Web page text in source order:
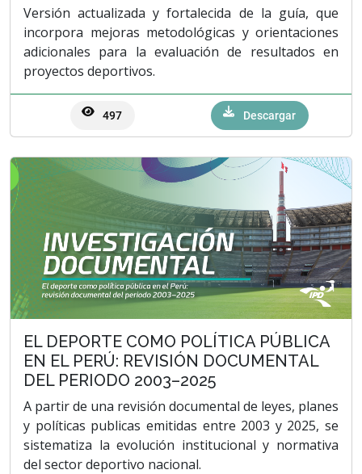
Versión actualizada y fortalecida de la guía, que
incorpora mejoras metodológicas y orientaciones
adicionales para la evaluación de resultados en
proyectos deportivos.
497 Descargar
EL DEPORTE COMO POLÍTICA PÚBLICA
EN EL PERÚ: REVISIÓN DOCUMENTAL
DEL PERIODO 2003–2025
A partir de una revisión documental de leyes, planes
y políticas publicas emitidas entre 2003 y 2025, se
sistematiza la evolución institucional y normativa
del sector deportivo nacional.